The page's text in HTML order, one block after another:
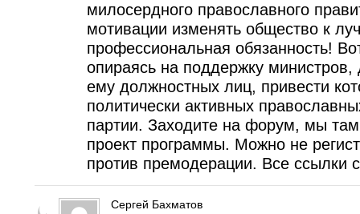
милосердного православного
мотивации изменять общество к
профессиональная обязанность!
опираясь на поддержку министров,
ему должностных лиц, привести
политически активных
партии. Заходите на форум, мы
проект программы. Можно не
против премодерации. Все ссылки
Сергей Бахматов